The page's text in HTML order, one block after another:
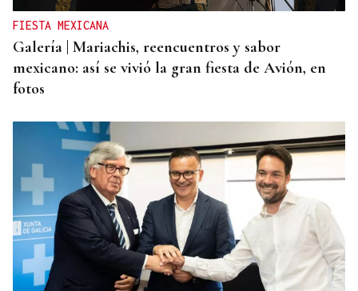
FIESTA MEXICANA
Galería | Mariachis, reencuentros y sabor
mexicano: así se vivió la gran fiesta de Avión, en
fotos